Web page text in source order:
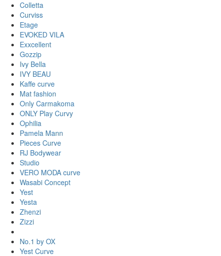
Colletta
Curviss
Etage
EVOKED VILA
Exxcellent
Gozzip
Ivy Bella
IVY BEAU
Kaffe curve
Mat fashion
Only Carmakoma
ONLY Play Curvy
Ophilia
Pamela Mann
Pieces Curve
RJ Bodywear
Studio
VERO MODA curve
Wasabi Concept
Yest
Yesta
Zhenzi
Zizzi
No.1 by OX
Yest Curve